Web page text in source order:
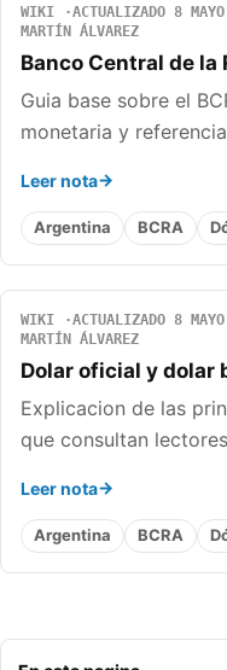
WIKI ACTUALIZADO 8
MARTÍN ÁLVAREZ
Banco Central de la
Guia base sobre el
monetaria y
Leer nota
Argentina BCRA
WIKI ACTUALIZADO 8
MARTÍN ÁLVAREZ
Dolar oficial y dolar
Explicacion de las
que consultan
Leer nota
Argentina BCRA